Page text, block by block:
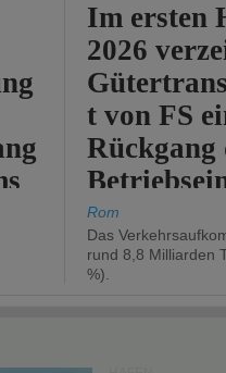
Im ersten
2026
t von FS
Rückgang
um 2,7 %.
Rom
Das
rund 8,8 Milliarden
%).